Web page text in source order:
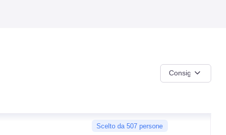
Scelto da 507 persone